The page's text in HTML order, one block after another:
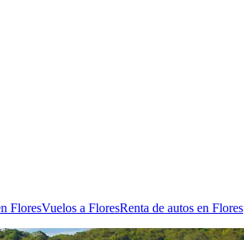
FloresVuelos a FloresRenta de autos en Flores